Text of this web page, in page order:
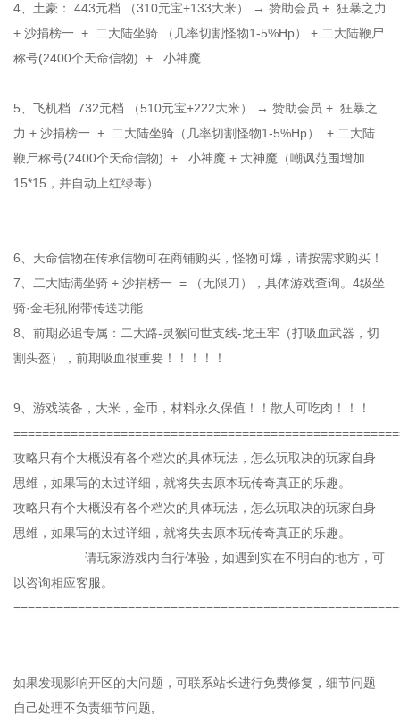
4、土豪： 443元档 （310元宝+133大米） → 赞助会员 + 狂暴之力
+ 沙捐榜一 + 二大陆坐骑 （几率切割怪物1-5%Hp） + 二大陆鞭尸
称号(2400个天命信物) + 小神魔
5、飞机档 732元档 （510元宝+222大米） → 赞助会员 + 狂暴之
力 + 沙捐榜一 + 二大陆坐骑（几率切割怪物1-5%Hp） + 二大陆
鞭尸称号(2400个天命信物) + 小神魔 + 大神魔（嘲讽范围增加
15*15，并自动上红绿毒）
6、天命信物在传承信物可在商铺购买，怪物可爆，请按需求购买！
7、二大陆满坐骑 + 沙捐榜一 = （无限刀），具体游戏查询。4级坐
骑·金毛犼附带传送功能
8、前期必追专属：二大路-灵猴问世支线-龙王牢（打吸血武器，切
割头盔），前期吸血很重要！！！！！
9、游戏装备，大米，金币，材料永久保值！！散人可吃肉！！！
攻略只有个大概没有各个档次的具体玩法，怎么玩取决的玩家自身
思维，如果写的太过详细，就将失去原本玩传奇真正的乐趣。
攻略只有个大概没有各个档次的具体玩法，怎么玩取决的玩家自身
思维，如果写的太过详细，就将失去原本玩传奇真正的乐趣。
请玩家游戏内自行体验，如遇到实在不明白的地方，可
以咨询相应客服。
如果发现影响开区的大问题，可联系站长进行免费修复，细节问题
自己处理不负责细节问题,